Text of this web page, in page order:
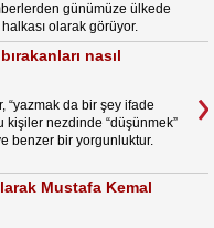
günümüze ülkede
olarak görüyor.
nasıl
“yazmak da bir şey ifade
kişiler nezdinde “düşünmek”
benzer bir yorgunluktur.
Mustafa Kemal